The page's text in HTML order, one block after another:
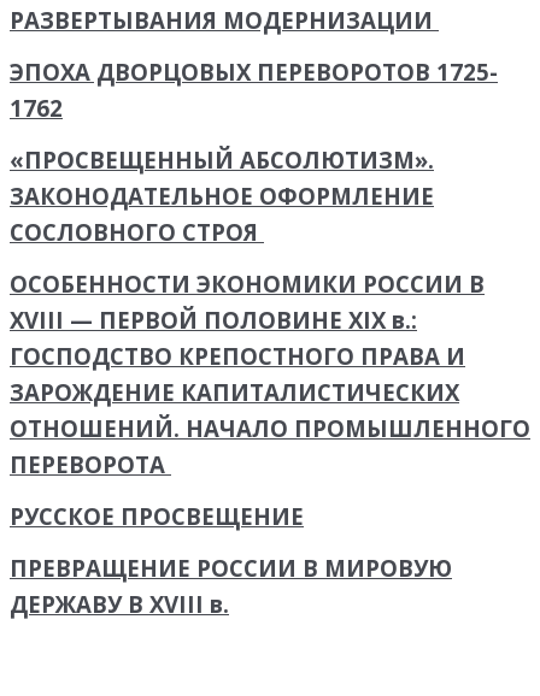
РАЗВЕРТЫВАНИЯ МОДЕРНИЗАЦИИ
ЭПОХА ДВОРЦОВЫХ ПЕРЕВОРОТОВ 1725-
1762
«ПРОСВЕЩЕННЫЙ АБСОЛЮТИЗМ».
ЗАКОНОДАТЕЛЬНОЕ ОФОРМЛЕНИЕ
СОСЛОВНОГО СТРОЯ
ОСОБЕННОСТИ ЭКОНОМИКИ РОССИИ В
XVIII — ПЕРВОЙ ПОЛОВИНЕ XIX в.:
ГОСПОДСТВО КРЕПОСТНОГО ПРАВА И
ЗАРОЖДЕНИЕ КАПИТАЛИСТИЧЕСКИХ
ОТНОШЕНИЙ. НАЧАЛО ПРОМЫШЛЕННОГО
ПЕРЕВОРОТА
РУССКОЕ ПРОСВЕЩЕНИЕ
ПРЕВРАЩЕНИЕ РОССИИ В МИРОВУЮ
ДЕРЖАВУ В XVIII в.